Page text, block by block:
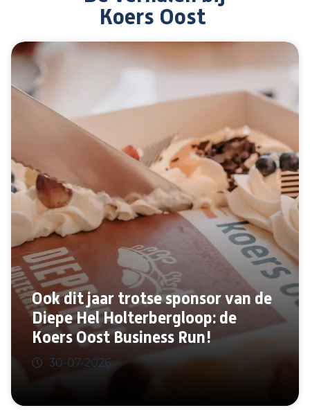
Koers Oost
Ook dit jaar trotse sponsor van de
Diepe Hel Holterbergloop: de
Koers Oost Business Run!
30-07-2026